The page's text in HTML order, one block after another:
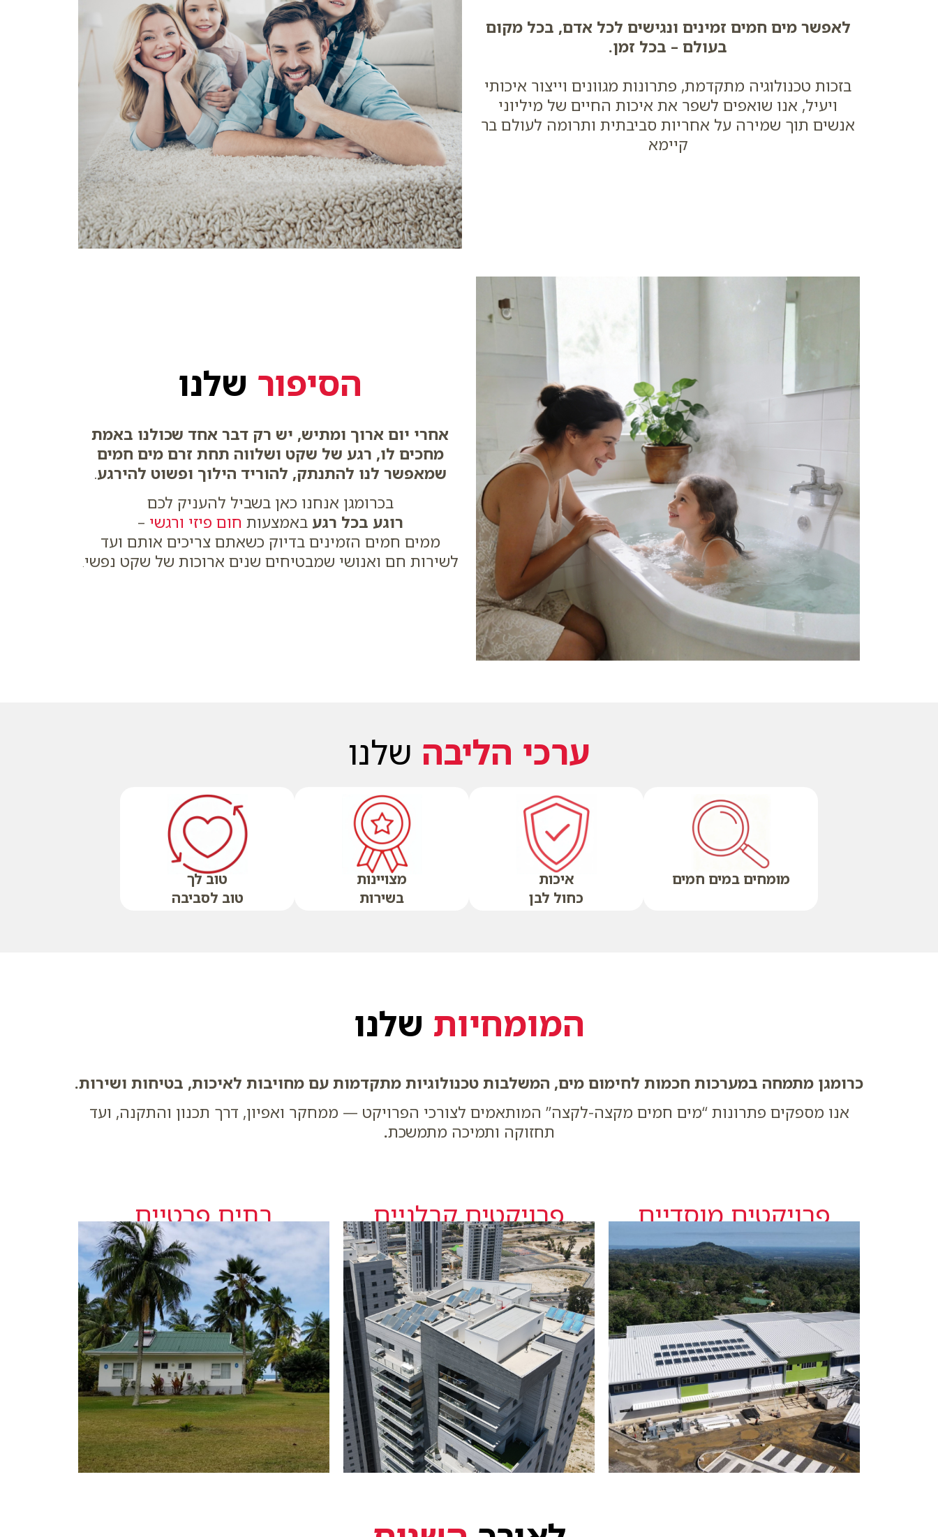
לאפשר מים חמים זמינים ונגישים לכל אדם, בכל מקום
בעולם – בכל זמן.
בזכות טכנולוגיה מתקדמת, פתרונות מגוונים וייצור איכותי
ויעיל, אנו שואפים לשפר את איכות החיים של מיליוני
אנשים תוך שמירה על אחריות סביבתית ותרומה לעולם בר
קיימא
הסיפור שלנו
אחרי יום ארוך ומתיש, יש רק דבר אחד שכולנו באמת
מחכים לו, רגע של שקט ושלווה תחת זרם מים חמים
שמאפשר לנו להתנתק, להוריד הילוך ופשוט להירגע.
בכרומגן אנחנו כאן בשביל להעניק לכם
רוגע בכל רגע באמצעות חום פיזי ורגשי –
ממים חמים הזמינים בדיוק כשאתם צריכים אותם ועד
לשירות חם ואנושי שמבטיחים שנים ארוכות של שקט נפשי.
ערכי הליבה שלנו
מומחים במים חמים
איכות
כחול לבן
מצויינות
בשירות
טוב לך
טוב לסביבה
המומחיות שלנו
כרומגן מתמחה במערכות חכמות לחימום מים, המשלבות טכנולוגיות מתקדמות עם מחויבות לאיכות, בטיחות ושירות.
אנו מספקים פתרונות “מים חמים מקצה-לקצה” המותאמים לצורכי הפרויקט — ממחקר ואפיון, דרך תכנון והתקנה, ועד
תחזוקה ותמיכה מתמשכת.
פרויקטים מוסדיים פרויקטים קבלניים בתים פרטיים